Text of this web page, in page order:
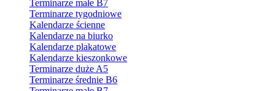
Terminarze małe B7
Terminarze tygodniowe
Kalendarze ścienne
Kalendarze na biurko
Kalendarze plakatowe
Kalendarze kieszonkowe
Terminarze duże A5
Terminarze średnie B6